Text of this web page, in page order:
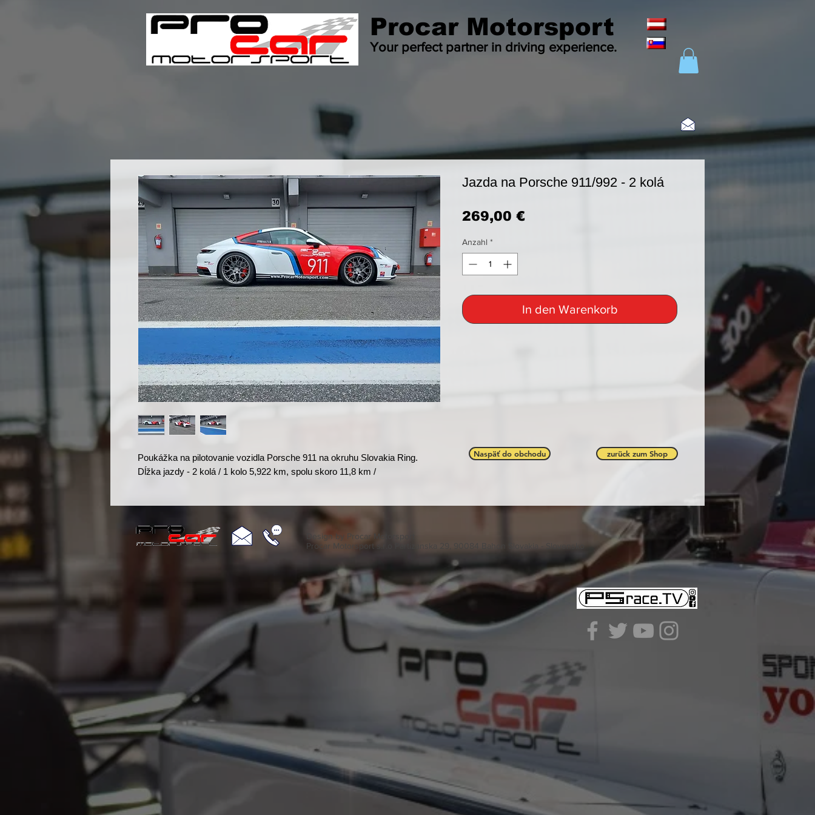
Procar Motorsport
Your perfect partner in driving experience.
Poukážka na pilotovanie vozidla Porsche 911 na okruhu Slovakia Ring.
Dĺžka jazdy - 2 kolá / 1 kolo 5,922 km, spolu skoro 11,8 km /
Jazda na Porsche 911/992 - 2 kolá
269,00 €Preis
Anzahl *
In den Warenkorb
Naspäť do obchodu zurück zum Shop
Design by Procar Motorsport
Procar Motorsport s.r.o Partizanska 29, 90084 Bahon Slovakia - Slovensko